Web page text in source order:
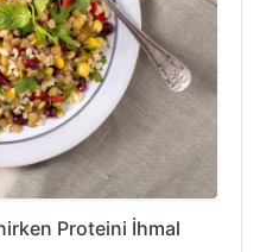
Proteini İhmal